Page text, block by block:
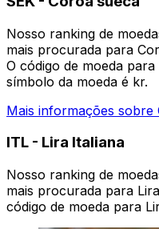
Nosso ranking de
mais procurada para
O código de moeda
símbolo da moeda é kr.
Mais informações sobre
ITL - Lira Italiana
Nosso ranking de
mais procurada para
código de moeda para